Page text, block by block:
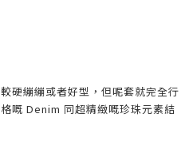
硬繃繃或者好型，但呢套就完全行
嘅 Denim 同超精緻嘅珍珠元素結